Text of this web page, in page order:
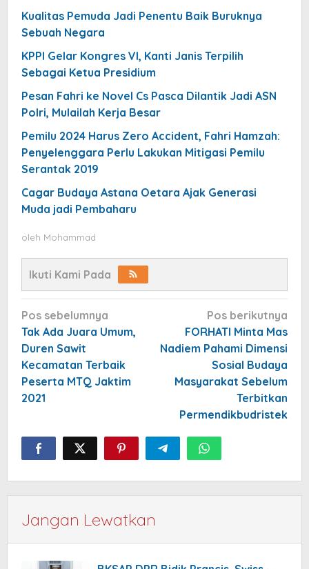
Kualitas Pemuda Jadi Penentu Baik Buruknya
Sebuah Negara
KPPI Gelar Kongres VI, Kanti Janis Terpilih
Sebagai Ketua Presidium
Pesan Fahri ke Novel Cs Pasca Dilantik Jadi ASN
Polri, Mulailah Kerja Besar
Pemilu 2024 Harus Zero Accident, Fahri Hamzah:
Penyelenggara Perlu Lakukan Mitigasi Pemilu
Serantak 2019
Cagar Budaya Astana Oetara Ajak Generasi
Muda jadi Pembaharu
oleh Mohammad
Ikuti Kami Pada
Navigasi
pos
Pos sebelumnya
Tak Ada Juara Umum,
Duren Sawit
Kecamatan Terbaik
Peserta MTQ Jaktim
2021
Pos berikutnya
FORHATI Minta Mas
Nadiem Pahami Dimensi
Sosial Budaya
Masyarakat Sebelum
Terbitkan
Permendikbudristek
Jangan Lewatkan